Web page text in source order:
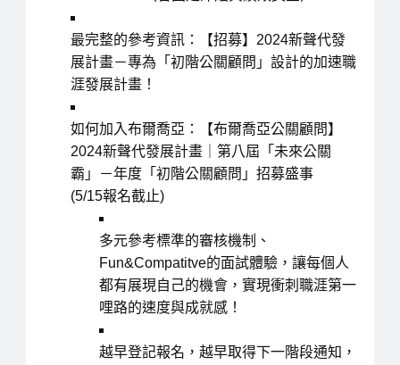
最完整的參考資訊：【招募】2024新聲代發
展計畫－專為「初階公關顧問」設計的加速職
涯發展計畫！
如何加入布爾喬亞 ：【布爾喬亞公關顧問】
2024新聲代發展計畫｜第八屆「未來公關
霸」－年度「初階公關顧問」招募盛事
(5/15報名截止)
多元參考標準的審核機制、
Fun&Compatitve的面試體驗，讓每個人
都有展現自己的機會，實現衝刺職涯第一
哩路的速度與成就感！
越早登記報名，越早取得下一階段通知，